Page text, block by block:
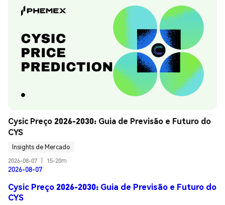
Cysic Preço 2026-2030: Guia de Previsão e Futuro do
CYS
Insights de Mercado
2026-08-07
15-20m
2026-08-07
Cysic Preço 2026-2030: Guia de Previsão e Futuro do
CYS